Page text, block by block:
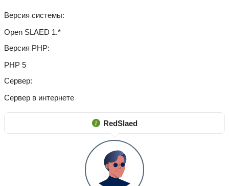
Версия системы
Open SLAED 1.*
Версия PHP
PHP 5
Сервер
Сервер в интернете
RedSlaed